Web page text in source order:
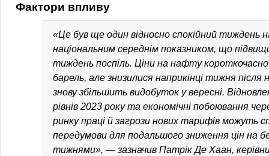
Фактори впливу
«Це був ще один відносно спокійний тиждень
національним середнім показником, що
тиждень поспіль. Ціни на нафту
барель, але знизилися наприкінці тижня
знову збільшить видобуток у вересні.
рівнів 2023 року та економічні побоювання
ринку праці й загрози нових тарифів можуть
передумови для подальшого зниження цін на
тижнями», — зазначив Патрік Де Хаан,